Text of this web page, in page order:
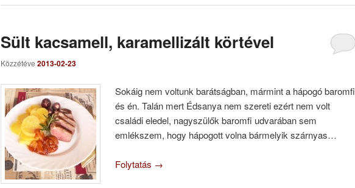
Sült kacsamell, karamellizált körtével
Közzétéve 2013-02-23
Sokáig nem voltunk barátságban, mármint a hápogó baromfi
és én. Talán mert Édsanya nem szereti ezért nem volt
családi eledel, nagyszülők baromfi udvarában sem
emlékszem, hogy hápogott volna bármelyik szárnyas…
Folytatás →